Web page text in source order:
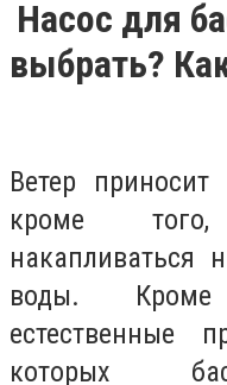
Насос для
выбрать?
Ветер
кроме
накапливаться
воды. Кроме
естественные
которых